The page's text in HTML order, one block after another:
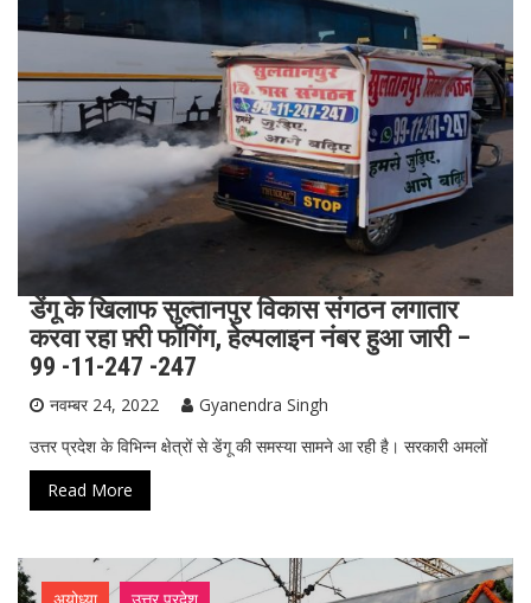
डेंगू के खिलाफ सुल्तानपुर विकास संगठन लगातार
करवा रहा फ़्री फॉगिंग, हेल्पलाइन नंबर हुआ जारी –
99 -11-247 -247
नवम्बर 24, 2022
Gyanendra Singh
उत्तर प्रदेश के विभिन्न क्षेत्रों से डेंगू की समस्या सामने आ रही है। सरकारी अमलों
Read More
अयोध्या उत्तर प्रदेश